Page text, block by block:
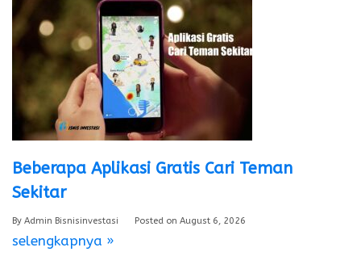
Beberapa Aplikasi Gratis Cari Teman
Sekitar
By Admin Bisnisinvestasi Posted on August 6, 2026
selengkapnya »